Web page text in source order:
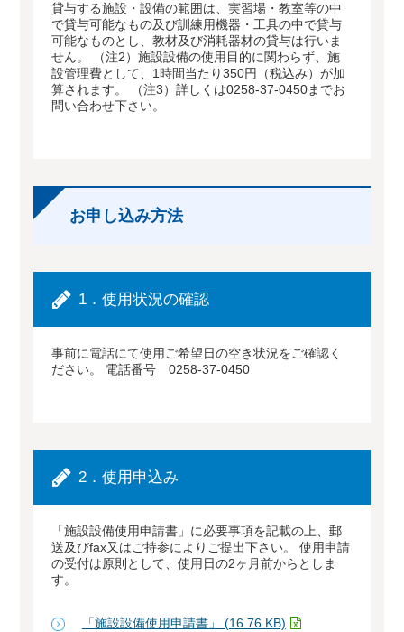
貸与する施設・設備の範囲は、実習場・教室等の中
で貸与可能なもの及び訓練用機器・工具の中で貸与
可能なものとし、教材及び消耗器材の貸与は行いま
せん。 （注2）施設設備の使用目的に関わらず、施
設管理費として、1時間当たり350円（税込み）が加
算されます。 （注3）詳しくは0258-37-0450までお
問い合わせ下さい。
お申し込み方法
1．使用状況の確認
事前に電話にて使用ご希望日の空き状況をご確認く
ださい。 電話番号 0258-37-0450
2．使用申込み
「施設設備使用申請書」に必要事項を記載の上、郵
送及びfax又はご持参によりご提出下さい。 使用申請
の受付は原則として、使用日の2ヶ月前からとしま
す。
「施設設備使用申請書」 (16.76 KB)